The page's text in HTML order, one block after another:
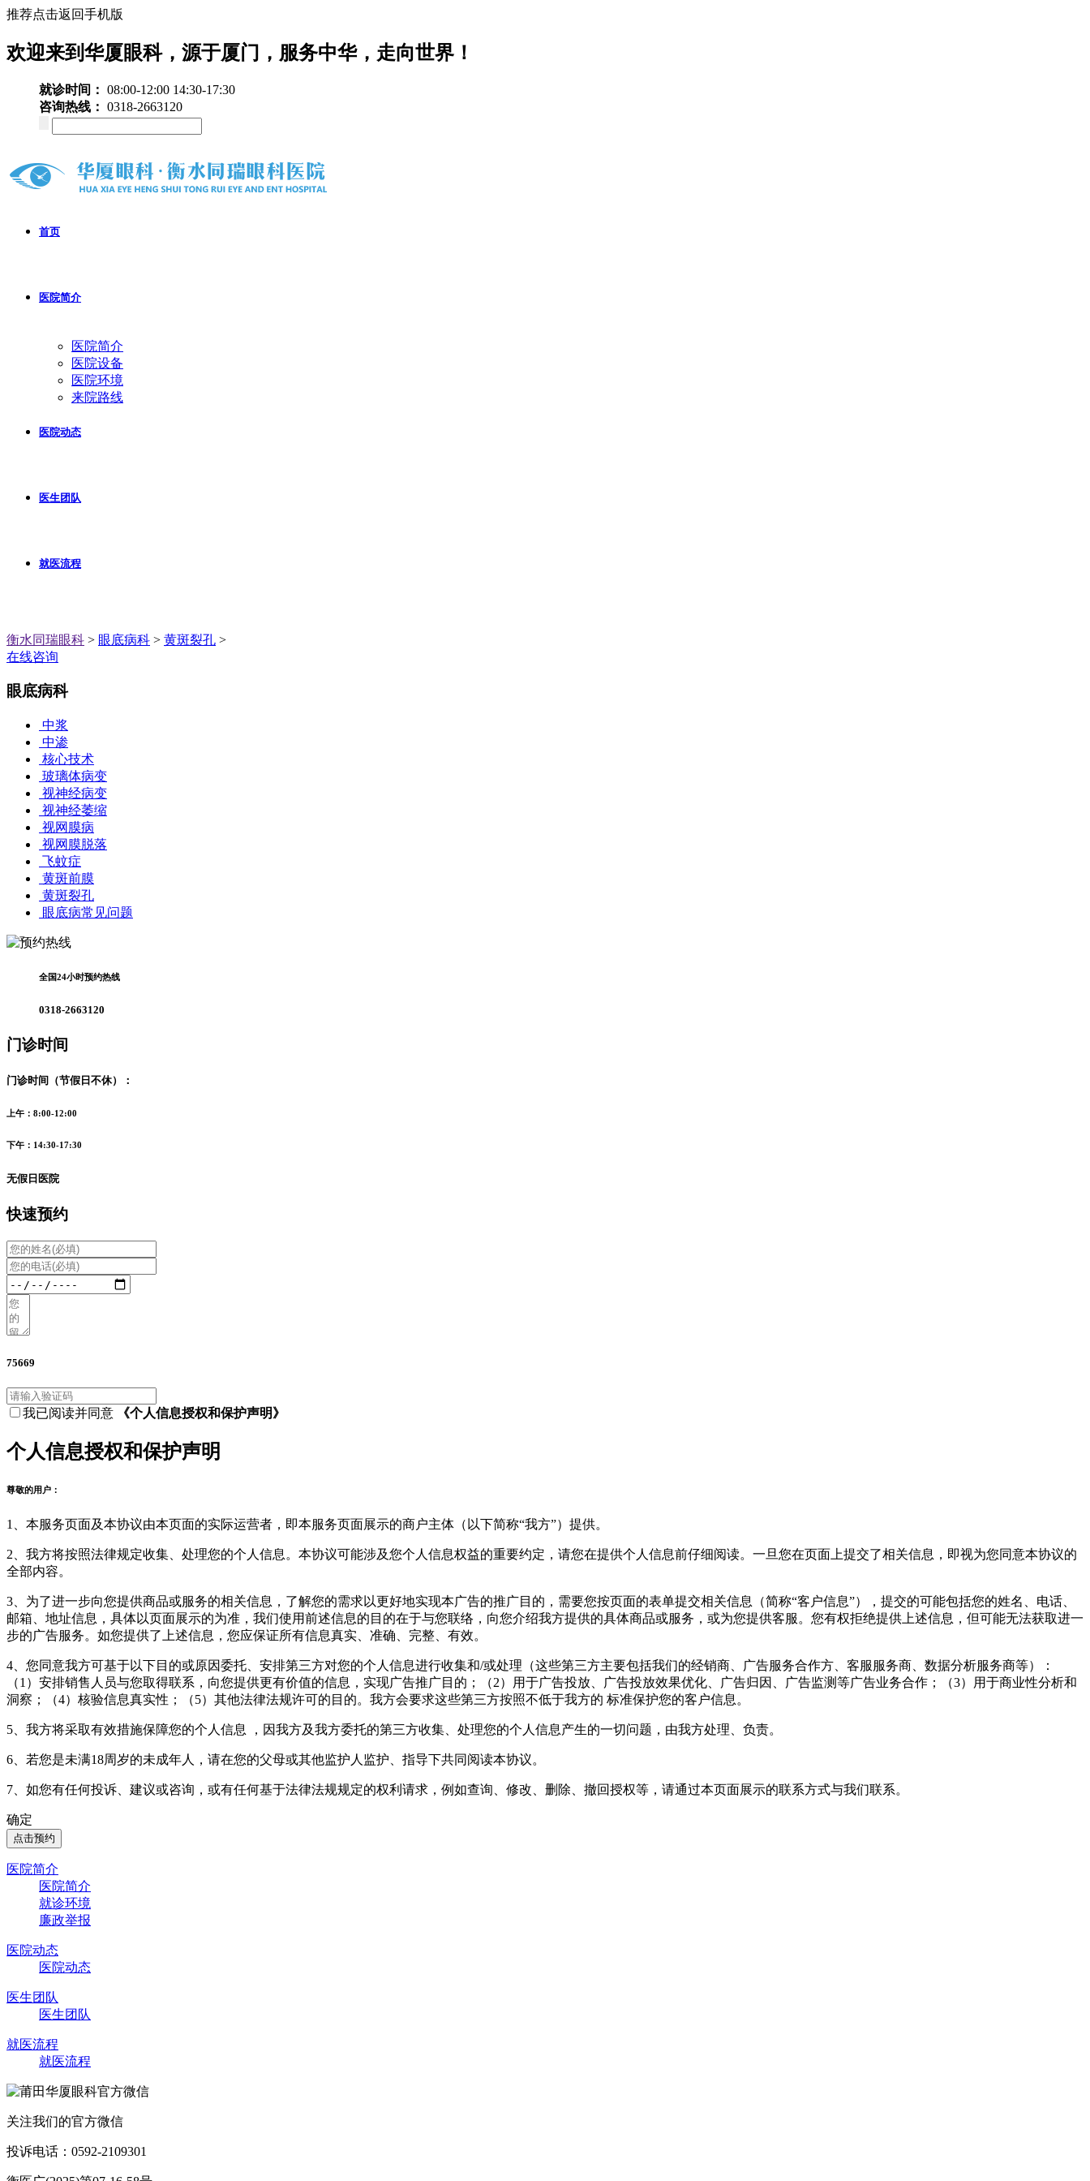
推荐点击返回手机版
欢迎来到华厦眼科，源于厦门，服务中华，走向世界！
就诊时间： 08:00-12:00 14:30-17:30
咨询热线： 0318-2663120
首页
医院简介
医院简介
医院设备
医院环境
来院路线
医院动态
医生团队
就医流程
衡水同瑞眼科 > 眼底病科 > 黄斑裂孔 >
在线咨询
眼底病科
中浆
中渗
核心技术
玻璃体病变
视神经病变
视神经萎缩
视网膜病
视网膜脱落
飞蚊症
黄斑前膜
黄斑裂孔
眼底病常见问题
全国24小时预约热线
0318-2663120
门诊时间
门诊时间（节假日不休）：
上午：8:00-12:00
下午：14:30-17:30
无假日医院
快速预约
75669
我已阅读并同意 《个人信息授权和保护声明》
个人信息授权和保护声明
尊敬的用户：
1、本服务页面及本协议由本页面的实际运营者，即本服务页面展示的商户主体（以下简称“我方”）提供。
2、我方将按照法律规定收集、处理您的个人信息。本协议可能涉及您个人信息权益的重要约定，请您在提供个人信息前仔细阅读。一旦您在页面上提交了相关信息，即视为您同意本协议的
全部内容。
3、为了进一步向您提供商品或服务的相关信息，了解您的需求以更好地实现本广告的推广目的，需要您按页面的表单提交相关信息（简称“客户信息”），提交的可能包括您的姓名、电话、
邮箱、地址信息，具体以页面展示的为准，我们使用前述信息的目的在于与您联络，向您介绍我方提供的具体商品或服务，或为您提供客服。您有权拒绝提供上述信息，但可能无法获取进一
步的广告服务。如您提供了上述信息，您应保证所有信息真实、准确、完整、有效。
4、您同意我方可基于以下目的或原因委托、安排第三方对您的个人信息进行收集和/或处理（这些第三方主要包括我们的经销商、广告服务合作方、客服服务商、数据分析服务商等）：
（1）安排销售人员与您取得联系，向您提供更有价值的信息，实现广告推广目的；（2）用于广告投放、广告投放效果优化、广告归因、广告监测等广告业务合作；（3）用于商业性分析和
洞察；（4）核验信息真实性；（5）其他法律法规许可的目的。我方会要求这些第三方按照不低于我方的 标准保护您的客户信息。
5、我方将采取有效措施保障您的个人信息 ，因我方及我方委托的第三方收集、处理您的个人信息产生的一切问题，由我方处理、负责。
6、若您是未满18周岁的未成年人，请在您的父母或其他监护人监护、指导下共同阅读本协议。
7、如您有任何投诉、建议或咨询，或有任何基于法律法规规定的权利请求，例如查询、修改、删除、撤回授权等，请通过本页面展示的联系方式与我们联系。
确定
点击预约
医院简介
医院简介
就诊环境
廉政举报
医院动态
医院动态
医生团队
医生团队
就医流程
就医流程
关注我们的官方微信
投诉电话：0592-2109301